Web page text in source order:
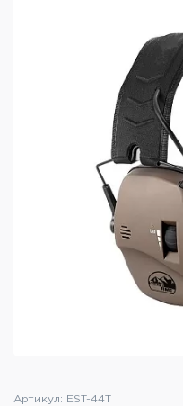
Средства для
Тюнинг оружия и
Тактическое
Высокоточная
Спортивная
Артикул: EST-44T